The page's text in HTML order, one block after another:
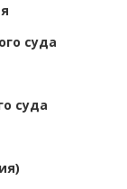
суда
суда